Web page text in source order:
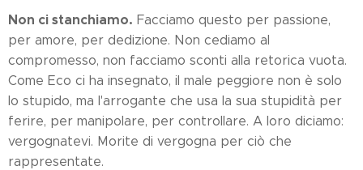
Non ci stanchiamo. Facciamo questo per passione,
per amore, per dedizione. Non cediamo al
compromesso, non facciamo sconti alla retorica vuota.
Come Eco ci ha insegnato, il male peggiore non è solo
lo stupido, ma l'arrogante che usa la sua stupidità per
ferire, per manipolare, per controllare. A loro diciamo:
vergognatevi. Morite di vergogna per ciò che
rappresentate.